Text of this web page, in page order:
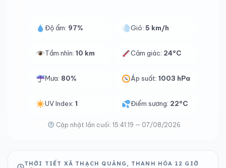
Độ ẩm: 97% Gió:5 km/h
Tầm nhìn: 10 km Cảm giác: 24°C
Mưa: 80% Áp suất:1003 hPa
UV Index: 1 Điểm sương: 22°C
Cập nhật lần cuối: 15:41:19 — 07/08/2026
THỜI TIẾT XÃ THẠCH QUẢNG, THANH HÓA 12 GIỜ